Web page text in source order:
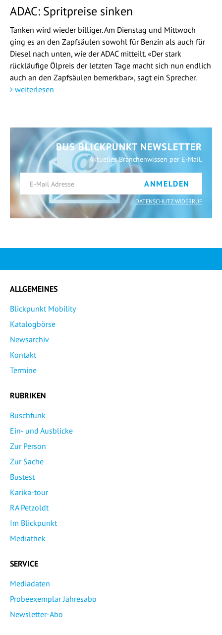
ADAC: Spritpreise sinken
Tanken wird wieder billiger. Am Dienstag und Mittwoch
ging es an den Zapfsäulen sowohl für Benzin als auch für
Diesel nach unten, wie der ADAC mitteilt. «Der stark
rückläufige Ölpreis der letzten Tage macht sich nun endlich
auch an den Zapfsäulen bemerkbar», sagt ein Sprecher.
weiterlesen
BUS BLICKPUNKT NEWSLETTER
Aktuelles Branchenwissen per E-Mail.
ANMELDEN
DATENSCHUTZ WIDERRUF
ALLGEMEINES
Blickpunkt Mobility
Katalogbörse
Newsarchiv
Kontakt
Termine
RUBRIKEN
Buschfunk
Ein- und Ausblicke
Zur Person
Zur Sache
Bustest
Karika-tour
RA Petzoldt
Im Blickpunkt
Mediathek
SERVICE
Mediadaten
Probeexemplar Jahresabo
Newsletter-Abo